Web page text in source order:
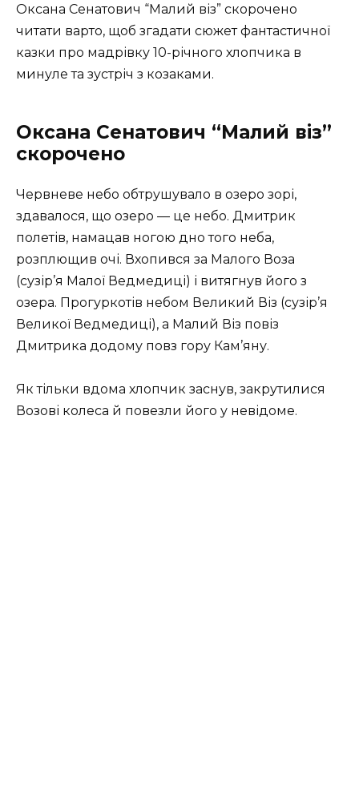
Оксана Сенатович “Малий віз” скорочено
читати варто, щоб згадати сюжет фантастичної
казки про мадрівку 10-річного хлопчика в
минуле та зустріч з козаками.
Оксана Сенатович “Малий віз”
скорочено
Червневе небо обтрушувало в озеро зорі,
здавалося, що озеро — це небо. Дмитрик
полетів, намацав ногою дно того неба,
розплющив очі. Вхопився за Малого Воза
(сузір’я Малої Ведмедиці) і витягнув його з
озера. Прогуркотів небом Великий Віз (сузір’я
Великої Ведмедиці), а Малий Віз повіз
Дмитрика додому повз гору Кам’яну.
Як тільки вдома хлопчик заснув, закрутилися
Возові колеса й повезли його у невідоме.